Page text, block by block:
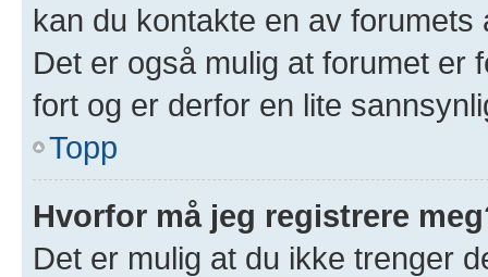
kan du kontakte en av
Det er også mulig at forumet er
fort og er derfor en lite
Topp
Hvorfor må jeg registrere
Det er mulig at du ikke trenger